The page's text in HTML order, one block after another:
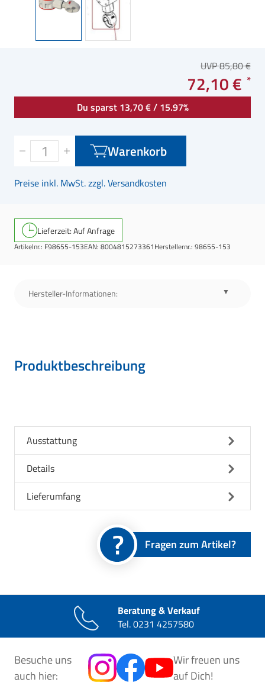
UVP 85,80 €
72,10 €
Du sparst 13,70 € / 15.97%
Warenkorb
Preise inkl. MwSt. zzgl. Versandkosten
Lieferzeit: Auf Anfrage
Artikelnr.: F98655-153EAN: 8004815273361Herstellernr.: 98655-153
Hersteller-Informationen:
Produktbeschreibung
Ausstattung
Details
Lieferumfang
Fragen zum Artikel?
Beratung & Verkauf
Tel.0231 4257580
Besuche uns
auch hier:
Wir freuen uns
auf Dich!